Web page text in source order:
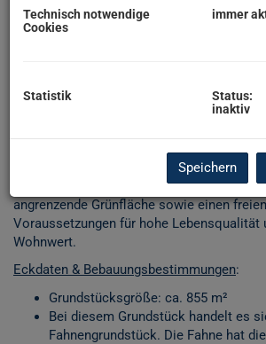
-----------------------------------------
www.immonestor.at
mir melden und bis zu 2500 Euro für
-----------------------------------------
Traum vom eigenen Haus in naturnaher
realisieren. Das Grundstück überzeugt
angrenzende Grünfläche sowie einen
Voraussetzungen für hohe Lebensqualität
Wohnwert.
Eckdaten & Bebauungsbestimmungen:
Grundstücksgröße: ca. 855 m²
Bei diesem Grundstück handelt es
Fahnengrundstück. Die Fahne hat
Technisch notwendige
Cookies
immer
Statistik
Status:
inaktiv
Speichern